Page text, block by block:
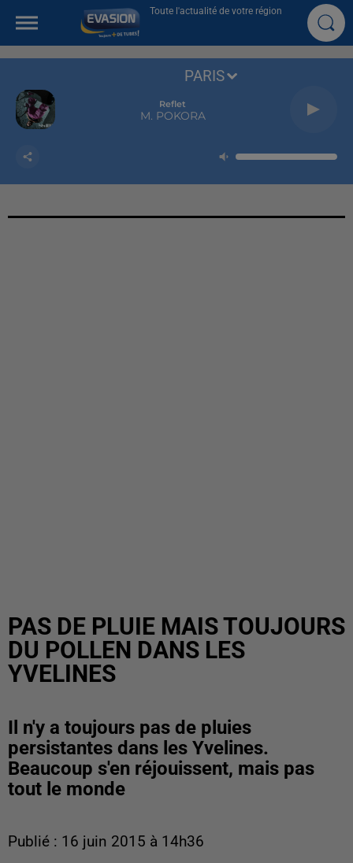
Toute l'actualité de votre région
Reflet
M. POKORA
PARIS
PAS DE PLUIE MAIS TOUJOURS
DU POLLEN DANS LES
YVELINES
Il n'y a toujours pas de pluies
persistantes dans les Yvelines.
Beaucoup s'en réjouissent, mais pas
tout le monde
Publié : 16 juin 2015 à 14h36